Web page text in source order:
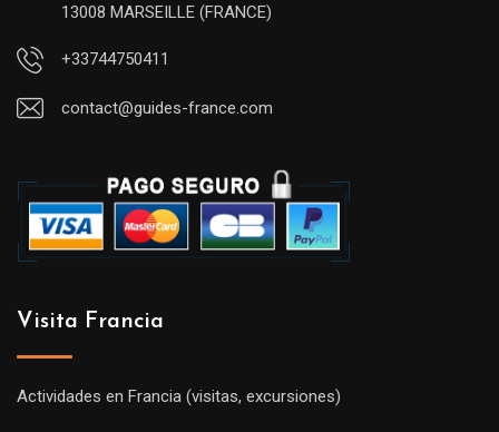
13008 MARSEILLE (FRANCE)
+33744750411
contact@guides-france.com
Visita Francia
Actividades en Francia (visitas, excursiones)